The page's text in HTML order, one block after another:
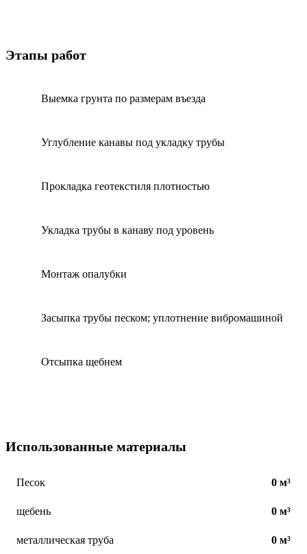
Этапы работ
Выемка грунта по размерам въезда
Углубление канавы под укладку трубы
Прокладка геотекстиля плотностью
Укладка трубы в канаву под уровень
Монтаж опалубки
Засыпка трубы песком; уплотнение вибромашиной
Отсыпка щебнем
Использованные материалы
Песок 0 м³
щебень 0 м³
металлическая труба 0 м³